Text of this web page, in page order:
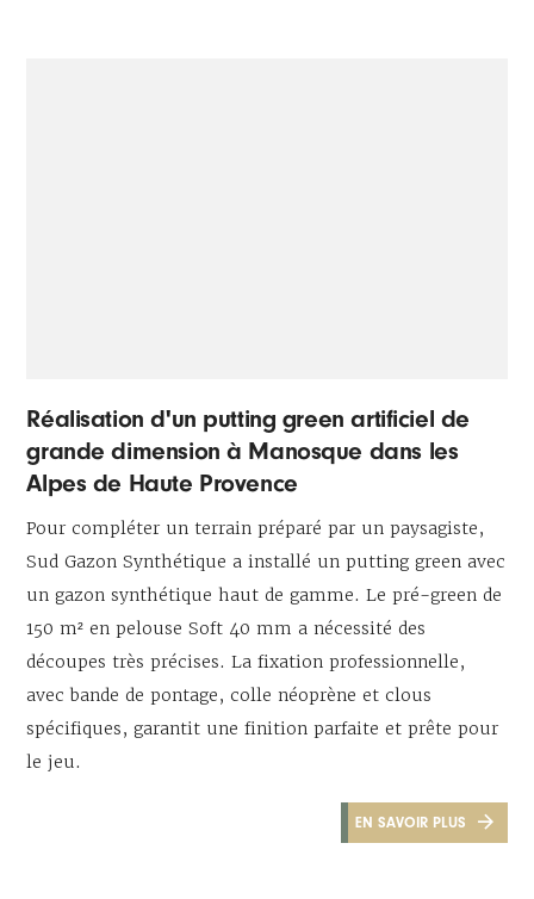
Réalisation d'un putting green artificiel de
grande dimension à Manosque dans les
Alpes de Haute Provence
Pour compléter un terrain préparé par un paysagiste,
Sud Gazon Synthétique a installé un putting green avec
un gazon synthétique haut de gamme. Le pré-green de
150 m² en pelouse Soft 40 mm a nécessité des
découpes très précises. La fixation professionnelle,
avec bande de pontage, colle néoprène et clous
spécifiques, garantit une finition parfaite et prête pour
le jeu.
EN SAVOIR PLUS